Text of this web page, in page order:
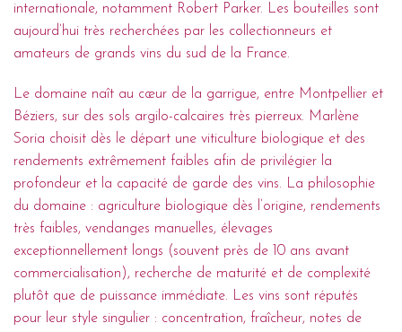
internationale, notamment Robert Parker. Les bouteilles sont
aujourd’hui très recherchées par les collectionneurs et
amateurs de grands vins du sud de la France.
Le domaine naît au cœur de la garrigue, entre Montpellier et
Béziers, sur des sols argilo-calcaires très pierreux. Marlène
Soria choisit dès le départ une viticulture biologique et des
rendements extrêmement faibles afin de privilégier la
profondeur et la capacité de garde des vins. La philosophie
du domaine : agriculture biologique dès l’origine, rendements
très faibles, vendanges manuelles, élevages
exceptionnellement longs (souvent près de 10 ans avant
commercialisation), recherche de maturité et de complexité
plutôt que de puissance immédiate. Les vins sont réputés
pour leur style singulier : concentration, fraîcheur, notes de